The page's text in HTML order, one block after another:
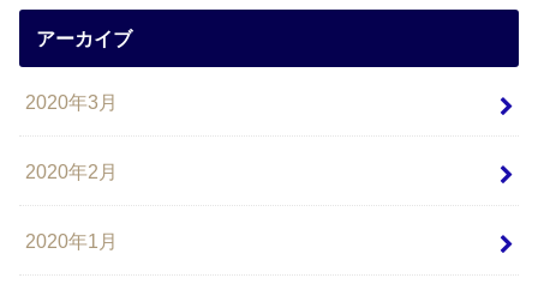
アーカイブ
2020年3月
2020年2月
2020年1月